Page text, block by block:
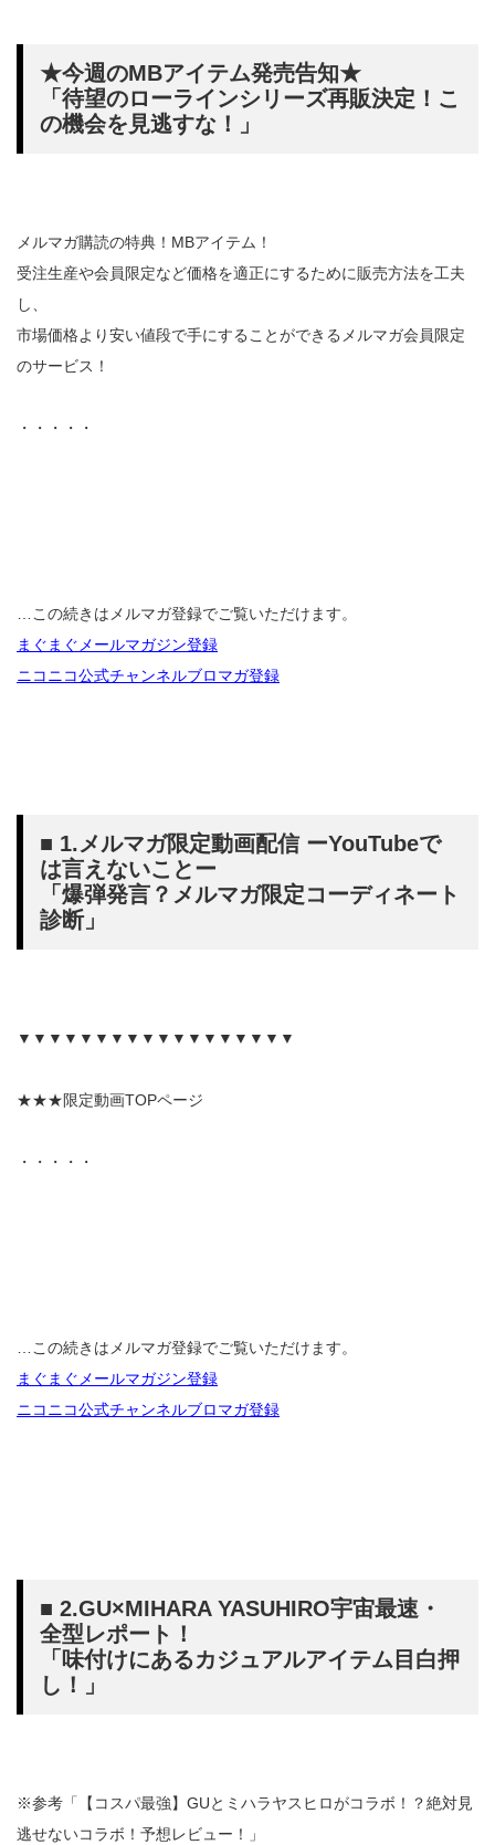
★今週のMBアイテム発売告知★
「待望のローラインシリーズ再販決定！こ
の機会を見逃すな！」
メルマガ購読の特典！MBアイテム！
受注生産や会員限定など価格を適正にするために販売方法を工夫
し、
市場価格より安い値段で手にすることができるメルマガ会員限定
のサービス！
・・・・・
…この続きはメルマガ登録でご覧いただけます。
まぐまぐメールマガジン登録
ニコニコ公式チャンネルブロマガ登録
■ 1.メルマガ限定動画配信 ーYouTubeで
は言えないことー
「爆弾発言？メルマガ限定コーディネート
診断」
▼▼▼▼▼▼▼▼▼▼▼▼▼▼▼▼▼▼
★★★限定動画TOPページ
・・・・・
…この続きはメルマガ登録でご覧いただけます。
まぐまぐメールマガジン登録
ニコニコ公式チャンネルブロマガ登録
■ 2.GU×MIHARA YASUHIRO宇宙最速・
全型レポート！
「味付けにあるカジュアルアイテム目白押
し！」
※参考「【コスパ最強】GUとミハラヤスヒロがコラボ！？絶対見
逃せないコラボ！予想レビュー！」